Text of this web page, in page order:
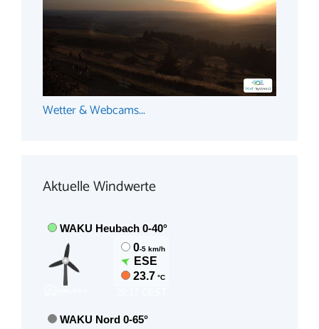
Wetter & Webcams...
Aktuelle Windwerte